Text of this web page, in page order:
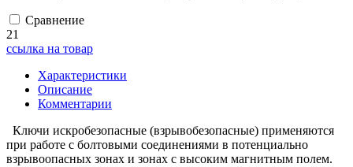
Сравнение
21
ссылка на товар
Характеристики
Описание
Комментарии
Ключи искробезопасные (взрывобезопасные) применяются
при работе с болтовыми соединениями в потенциально
взрывоопасных зонах и зонах с высоким магнитным полем.